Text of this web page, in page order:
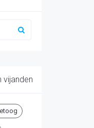
vijanden